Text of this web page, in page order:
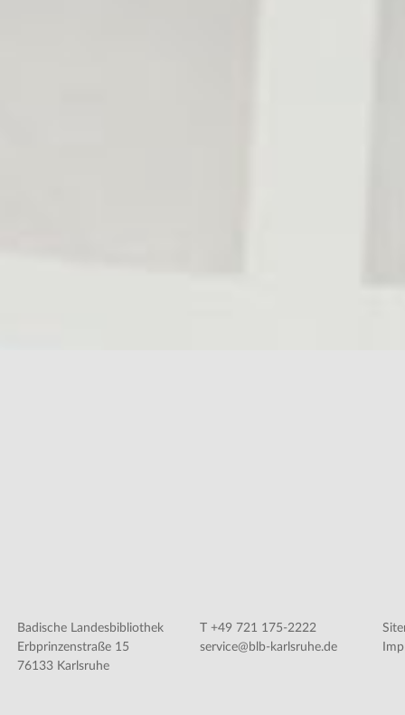
Badische Landesbibliothek
Erbprinzenstraße 15
76133 Karlsruhe
T +49 721 175-2222
service@blb-karlsruhe.de